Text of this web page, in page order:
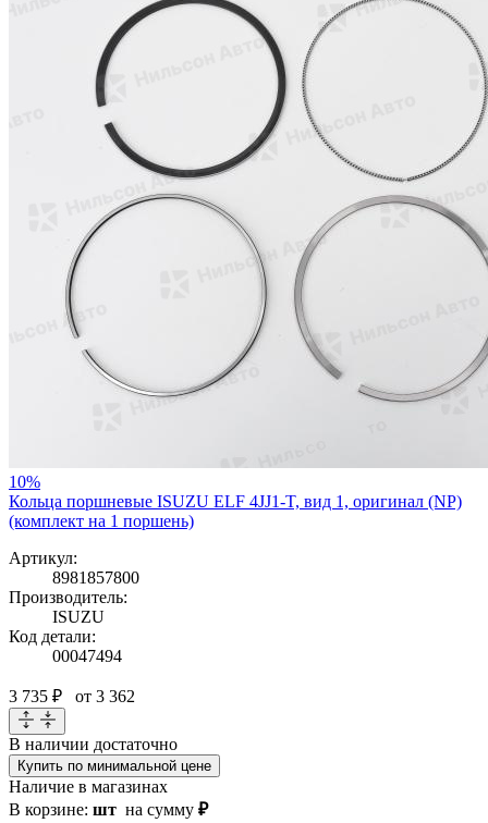
10%
Кольца поршневые ISUZU ELF 4JJ1-T, вид 1, оригинал (NP)
(комплект на 1 поршень)
Артикул:
8981857800
Производитель:
ISUZU
Код детали:
00047494
3 735 ₽ от 3 362
В наличии достаточно
Купить по минимальной цене
Наличие в магазинах
В корзине: шт на сумму ₽